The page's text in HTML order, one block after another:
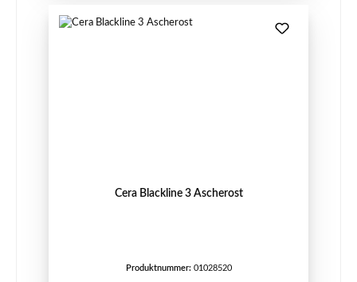
Cera Blackline 3 Ascherost
Produktnummer: 01028520